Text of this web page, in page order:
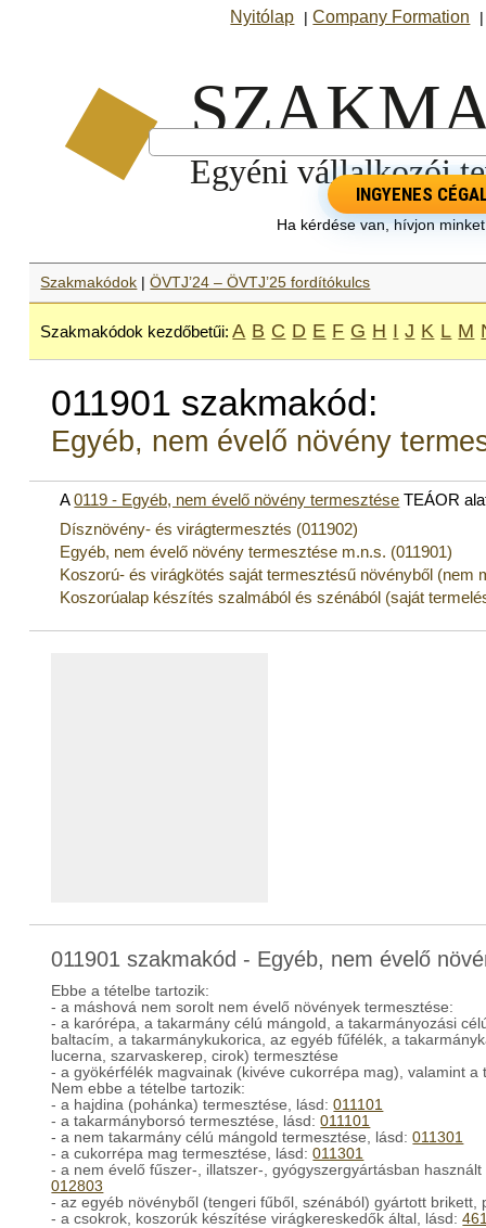
Nyitólap |Company Formation
INGYENES
Ha kérdése van, hívjon
Szakmakódok |ÖVTJ’24 – ÖVTJ’25 fordítókulcs
Szakmakódok kezdőbetűi: A B C D E F G H I J K L M
011901 szakmakód:
Egyéb, nem évelő növény
A0119 - Egyéb, nem évelő növény termesztése TEÁOR
Dísznövény- és virágtermesztés (011902)
Egyéb, nem évelő növény termesztése m.n.s. (011901)
Koszorú- és virágkötés saját termesztésű növényből (nem
Koszorúalap készítés szalmából és szénából (saját
011901 szakmakód - Egyéb, nem évelő
Ebbe a tételbe tartozik:
- a máshová nem sorolt nem évelő növények termesztése:
- a karórépa, a takarmány célú mángold, a takarmányozási
baltacím, a takarmánykukorica, az egyéb fűfélék, a
lucerna, szarvaskerep, cirok) termesztése
- a gyökérfélék magvainak (kivéve cukorrépa mag), valamint
Nem ebbe a tételbe tartozik:
- a hajdina (pohánka) termesztése, lásd:011101
- a takarmányborsó termesztése, lásd:011101
- a nem takarmány célú mángold termesztése, lásd:011301
- a cukorrépa mag termesztése, lásd:011301
- a nem évelő fűszer-, illatszer-, gyógyszergyártásban
012803
- az egyéb növényből (tengeri fűből, szénából) gyártott
- a csokrok, koszorúk készítése virágkereskedők által, lásd: